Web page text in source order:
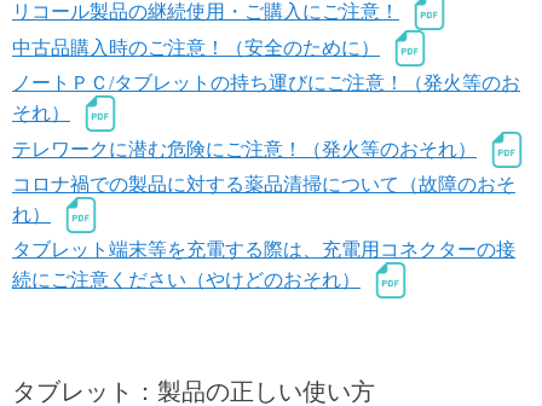
リコール製品の継続使用・ご購入にご注意！
中古品購入時のご注意！（安全のために）
ノートＰＣ/タブレットの持ち運びにご注意！（発火等のお
それ）
テレワークに潜む危険にご注意！（発火等のおそれ）
コロナ禍での製品に対する薬品清掃について（故障のおそ
れ）
タブレット端末等を充電する際は、充電用コネクターの接
続にご注意ください（やけどのおそれ）
タブレット：製品の正しい使い方